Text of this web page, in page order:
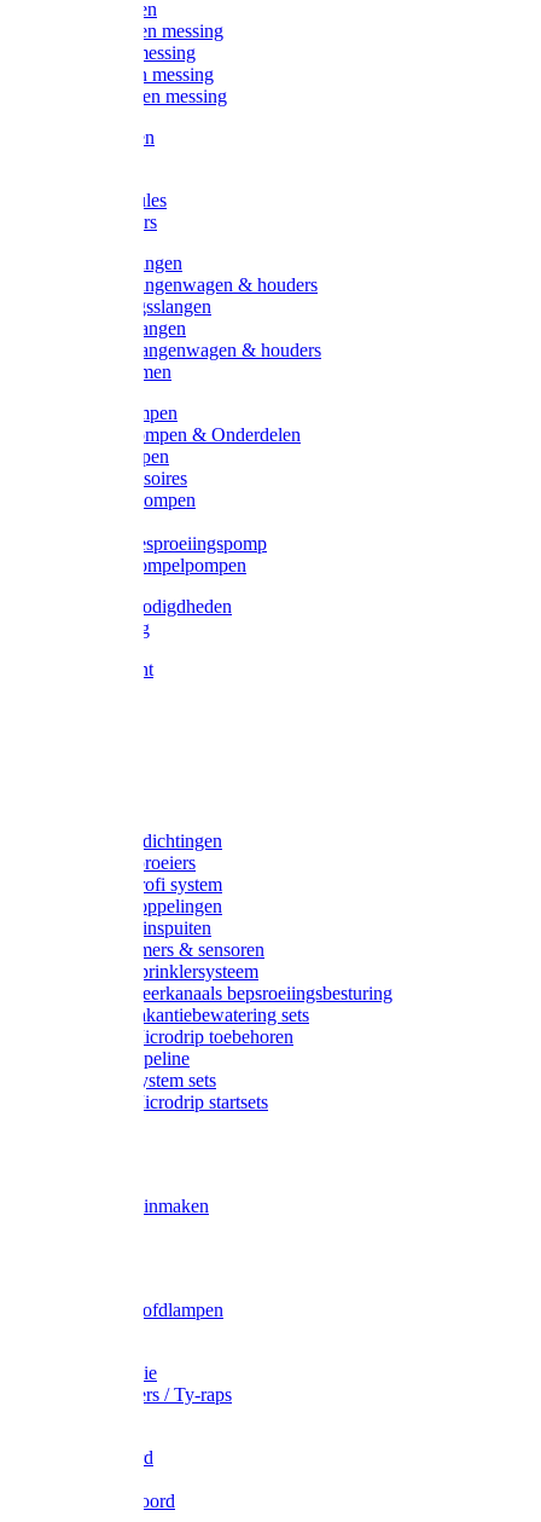
Kogelkranen
Koppelingen messing
Sproeiers messing
Tuinspuiten messing
Slangstukken messing
Handspuiten
Kunststoftules
Regenmeters
Overige slangen
Overige slangenwagen & houders
Beregeningsslangen
Gardena slangen
Gardena slangenwagen & houders
Slangklemmen
Leader pompen
Zwengelpompen & Onderdelen
Ebara pompen
Pompaccessoires
Excellent pompen
Gardena besproeiingspomp
Gardena dompelpompen
Tyleen benodigdheden
Tyleenslang
Lange bocht
Gardena afdichtingen
Gardena sproeiers
Gardena Profi system
Gardena koppelingen
Gardena tuinspuiten
Gardena timers & sensoren
Gardena Sprinklersysteem
Gardena meerkanaals bepsroeiingsbesturing
Gardena vakantiebewatering sets
Gardena Microdrip toebehoren
Gardena Pipeline
Gardena System sets
Gardena Microdrip startsets
Wecken & inmaken
Zak- & Hoofdlampen
Tape en folie
Kabelbinders / Ty-raps
Metselkoord
Elastisch koord